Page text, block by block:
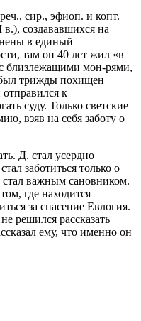
сир., эфиоп. и копт.
создававшихся на
в единый
там он 40 лет жил «в
близлежащими мон-рями,
был трижды похищен
к
суду. Только светские
взяв на себя заботу о
Д. стал усердно
заботиться только о
стал важным сановником.
где находится
за спасение Евлогия.
решился рассказать
ему, что именно он